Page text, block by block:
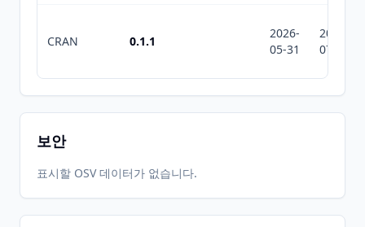
CRAN 0.1.1
2026-
05-31
2026-
07-10
보안
표시할 OSV 데이터가 없습니다.